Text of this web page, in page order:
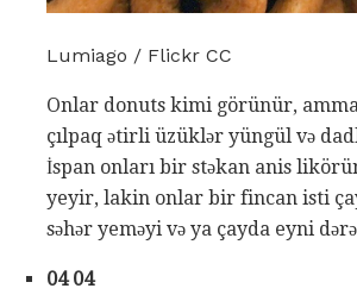
Lumiago / Flickr CC
Onlar donuts kimi görünür,
çılpaq ətirli üzüklər yüngül və
İspan onları bir stəkan anis
yeyir, lakin onlar bir fincan isti
səhər yeməyi və ya çayda eyni
04 04